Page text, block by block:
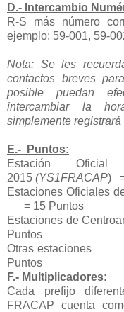
D.- Intercambio
R-S más número
ejemplo: 59-001, 59-
Nota: Se les
contactos breves
posible puedan
intercambiar la
simplemente
E.- Puntos:
Estación
2015 (YS1FRACAP)
Estaciones Oficiales
= 15 Puntos
Estaciones
Puntos
Otras
Puntos
F.- Multiplicadores:
Cada prefijo
FRACAP cuenta